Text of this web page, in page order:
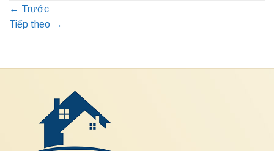
← Trước
Tiếp theo →